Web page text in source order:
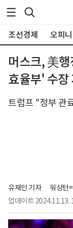
조선경제 오피
머스크, 美
효율부' 수장
트럼프 "정부 관
유재인 기자
워싱턴
업데이트 2024.11.13.